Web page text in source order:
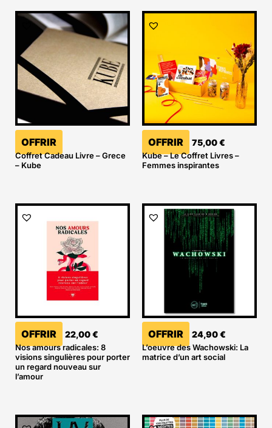
OFFRIR
Coffret Cadeau Livre – Grece
– Kube
OFFRIR 75,00€
Kube – Le Coffret Livres –
Femmes inspirantes
OFFRIR 22,00€
Nos amours radicales: 8
visions singulières pour porter
un regard nouveau sur
l’amour
OFFRIR 24,90€
L’oeuvre des Wachowski: La
matrice d’un art social